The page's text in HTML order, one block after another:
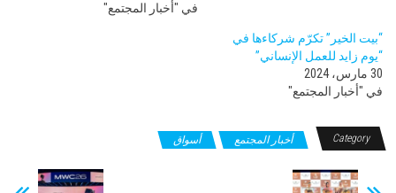
في "أخبار المجتمع"
“بيت الخير” تكرّم شركاءها في
“يوم زايد للعمل الإنساني”
30 مارس، 2024
في "أخبار المجتمع"
Category أخبار المجتمع أسواق